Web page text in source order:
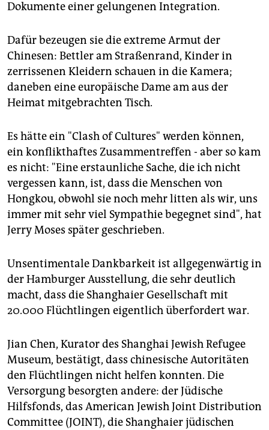
Dokumente einer gelungenen Integration.
Dafür bezeugen sie die extreme Armut der
Chinesen: Bettler am Straßenrand, Kinder in
zerrissenen Kleidern schauen in die Kamera;
daneben eine europäische Dame am aus der
Heimat mitgebrachten Tisch.
Es hätte ein "Clash of Cultures" werden können,
ein konflikthaftes Zusammentreffen - aber so kam
es nicht: "Eine erstaunliche Sache, die ich nicht
vergessen kann, ist, dass die Menschen von
Hongkou, obwohl sie noch mehr litten als wir, uns
immer mit sehr viel Sympathie begegnet sind", hat
Jerry Moses später geschrieben.
Unsentimentale Dankbarkeit ist allgegenwärtig in
der Hamburger Ausstellung, die sehr deutlich
macht, dass die Shanghaier Gesellschaft mit
20.000 Flüchtlingen eigentlich überfordert war.
Jian Chen, Kurator des Shanghai Jewish Refugee
Museum, bestätigt, dass chinesische Autoritäten
den Flüchtlingen nicht helfen konnten. Die
Versorgung besorgten andere: der Jüdische
Hilfsfonds, das American Jewish Joint Distribution
Committee (JOINT), die Shanghaier jüdischen